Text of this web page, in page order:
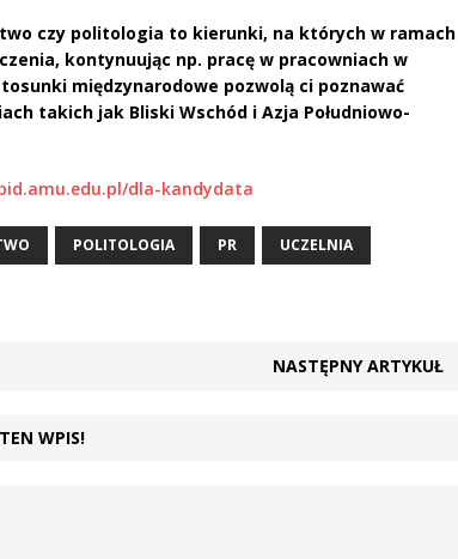
czy politologia to kierunki, na których w ramach
kontynuując np. pracę w pracowniach w
międzynarodowe pozwolą ci poznawać
takich jak Bliski Wschód i Azja Południowo-
dla-kandydata
POLITOLOGIA PR UCZELNIA
NASTĘPNY ARTYKUŁ
WPIS!